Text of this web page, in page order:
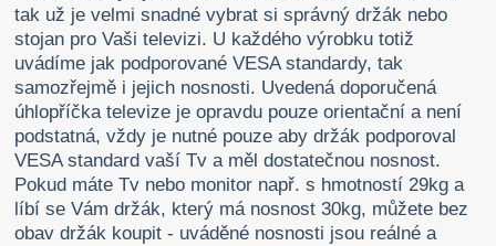
tak už je velmi snadné vybrat si správný držák nebo
stojan pro Vaši televizi. U každého výrobku totiž
uvádíme jak podporované VESA standardy, tak
samozřejmě i jejich nosnosti. Uvedená doporučená
úhlopříčka televize je opravdu pouze orientační a není
podstatná, vždy je nutné pouze aby držák podporoval
VESA standard vaší Tv a měl dostatečnou nosnost.
Pokud máte Tv nebo monitor např. s hmotností 29kg a
líbí se Vám držák, který má nosnost 30kg, můžete bez
obav držák koupit - uváděné nosnosti jsou reálné a